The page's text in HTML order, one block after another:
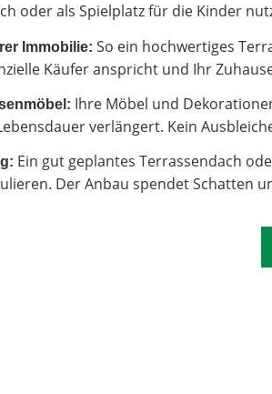
oder als Spielplatz für die Kinder
Immobilie: So ein hochwertiges
Käufer anspricht und Ihr
Ihre Möbel und
verlängert. Kein
Ein gut geplantes Terrassendach
Der Anbau spendet Schatten